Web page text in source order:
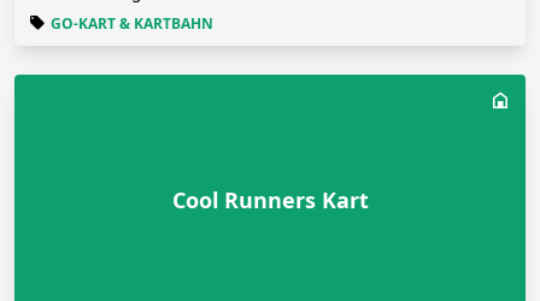
GO-KART & KARTBAHN
Cool Runners Kart